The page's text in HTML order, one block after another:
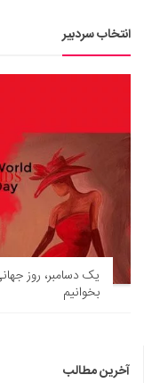
انتخاب سردبیر
یک دسامبر، روز
بخوانیم
آخرین مطالب